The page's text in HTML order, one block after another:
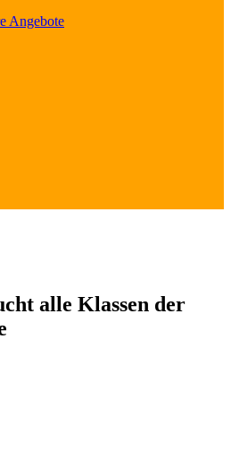
Angebote
alle Klassen der